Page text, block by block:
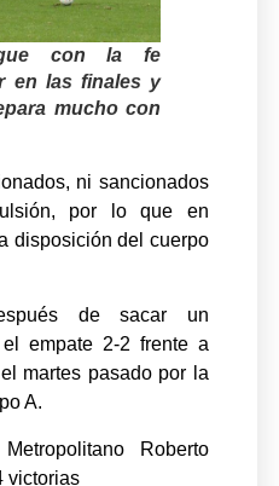
con la fe
en las finales y
mucho con
ni sancionados
por lo que en
disposición del cuerpo
de sacar un
empate 2-2 frente a
martes pasado por la
A.
Roberto
victorias